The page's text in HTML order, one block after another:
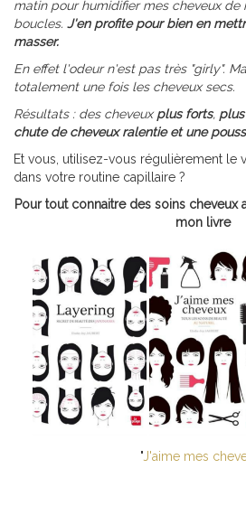
matin pour humidifier mes cheveux de
boucles. J'en profite pour bien en
masser.
En effet l'odeur n'est pas très "girly".
totalement une fois les cheveux secs.
Résultats : des cheveuxplus forts,
chute de cheveux ralentie et une
Et vous, utilisez-vous régulièrement le
dans votre routine capillaire ?
Pour tout connaitre des soins cheveux
mon livre
"J'aime mes